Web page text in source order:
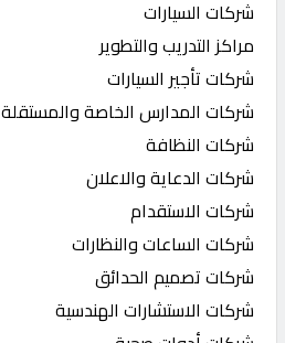
QHOST
شركات السيارات
مراكز التدريب والتطوير
شركات تأجير السيارات
شركات المدارس الخاصة والمستقلة
شركات النظافة
شركات الدعاية والاعلان
شركات الاستقدام
شركات الساعات والنظارات
شركات تصميم الحدائق
شركات الاستشارات الهندسية